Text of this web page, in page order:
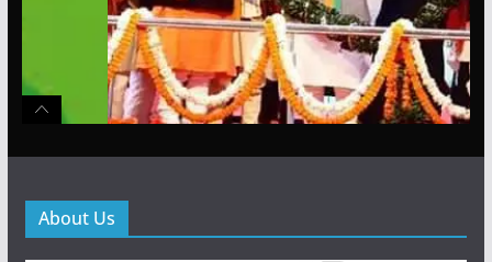
About Us